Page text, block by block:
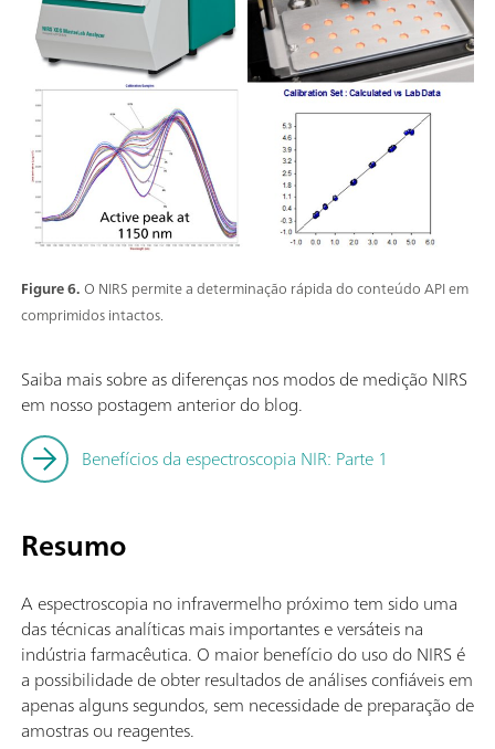
Figure 6.O NIRS permite a determinação rápida do conteúdo API em
comprimidos intactos.
Saiba mais sobre as diferenças nos modos de medição NIRS
em nosso postagem anterior do blog.
Benefícios da espectroscopia NIR: Parte 1
Resumo
A espectroscopia no infravermelho próximo tem sido uma
das técnicas analíticas mais importantes e versáteis na
indústria farmacêutica. O maior benefício do uso do NIRS é
a possibilidade de obter resultados de análises confiáveis em
apenas alguns segundos, sem necessidade de preparação de
amostras ou reagentes.